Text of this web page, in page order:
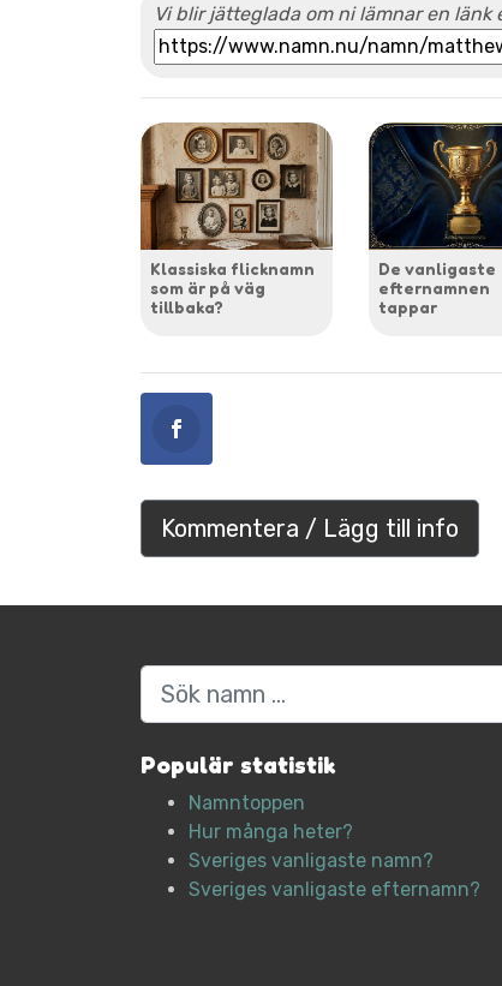
Vi blir jätteglada om ni lämnar en
Klassiska flicknamn
som är på väg
tillbaka?
De vanligaste
efternamnen
tappar
Kommentera / Lägg till info
Sök
Populär statistik
Namntoppen
Hur många heter?
Sveriges vanligaste namn?
Sveriges vanligaste efternamn?